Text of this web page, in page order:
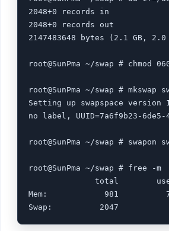
2048+0 records in
2048+0 records out
2147483648 bytes (2.1 GB,
root@SunPma ~/swap # chmod
root@SunPma ~/swap #
Setting up swapspace version
no label, UUID=7a6f9b23-6de5-
root@SunPma ~/swap #
root@SunPma ~/swap # free -
total
Mem:            981